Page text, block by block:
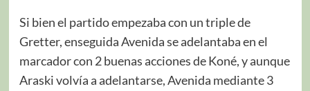
Si bien el partido empezaba con un triple de
Gretter, enseguida Avenida se adelantaba en el
marcador con 2 buenas acciones de Koné, y aunque
Araski volvía a adelantarse, Avenida mediante 3